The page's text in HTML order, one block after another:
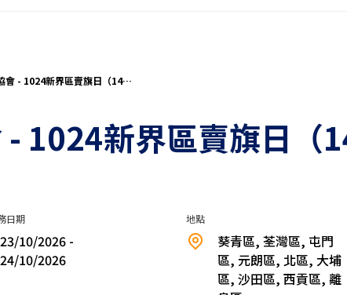
會 - 1024新界區賣旗日（14歲
1024新界區賣旗日（
日期
23/10/2026 -
24/10/2026
地點
葵青區, 荃灣區, 屯門
區, 元朗區, 北區, 大埔
區, 沙田區, 西貢區, 離